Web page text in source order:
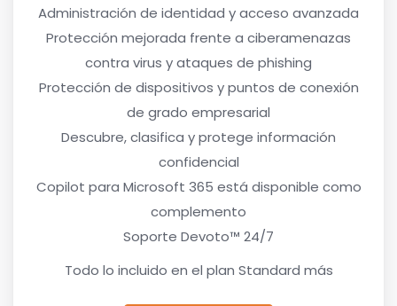
Administración de identidad y acceso avanzada
Protección mejorada frente a ciberamenazas
contra virus y ataques de phishing
Protección de dispositivos y puntos de conexión
de grado empresarial
Descubre, clasifica y protege información
confidencial
Copilot para Microsoft 365 está disponible como
complemento
Soporte Devoto™ 24/7
Todo lo incluido en el plan Standard más